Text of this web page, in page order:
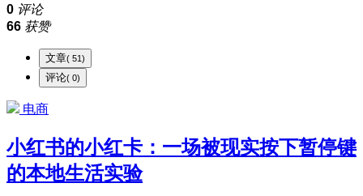
0 评论
66 获赞
文章 ( 51)
评论 ( 0)
电商
小红书的小红卡：一场被现实按下暂停键
的本地生活实验